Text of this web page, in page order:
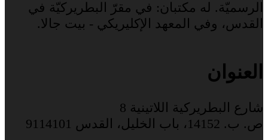
الرسميّة. له مكتبان: في مقرّ البطريركيّة في
القدس، وفي المعهد الإكليريكي - بيت جالا.
العنوان
شارع البطريركية اللاتينية 8
ص. ب. 14152، باب الخليل، القدس 9114101